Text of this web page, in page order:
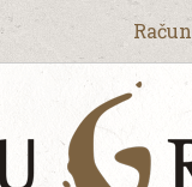
Račun